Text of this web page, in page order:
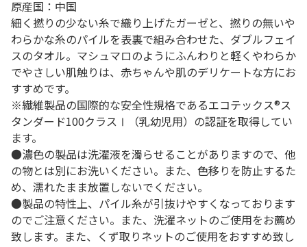
原産国：中国
細く撚りの少ない糸で織り上げたガーゼと、撚りの無いや
わらかな糸のパイルを表裏で組み合わせた、ダブルフェイ
スのタオル。マシュマロのようにふんわりと軽くやわらか
でやさしい肌触りは、赤ちゃんや肌のデリケートな方にお
すすめです。
※繊維製品の国際的な安全性規格であるエコテックス®ス
タンダード100クラスⅠ（乳幼児用）の認証を取得してい
ます。
●濃色の製品は洗濯液を濁らせることがありますので、他
の物とは別にお洗いください。また、色移りを防止するた
め、濡れたまま放置しないでください。
●製品の特性上、パイル糸が引抜けやすくなっております
のでご注意ください。また、洗濯ネットのご使用をお薦め
致します。また、くず取りネットのご使用をおすすめ致し